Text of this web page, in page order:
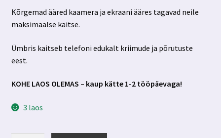
Kõrgemad ääred kaamera ja ekraani ääres tagavad neile
maksimaalse kaitse.
Ümbris kaitseb telefoni edukalt kriimude ja põrutuste
eest.
KOHE LAOS OLEMAS – kaup kätte 1-2 tööpäevaga!
3 laos